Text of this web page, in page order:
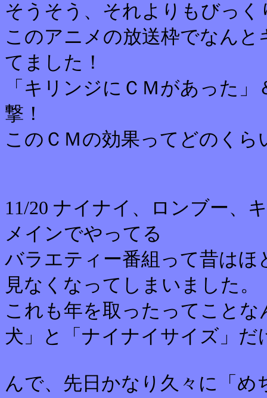
そうそう、それよりもびっ
このアニメの放送枠でなん
てました！
「キリンジにＣＭがあった
撃！
このＣＭの効果ってどのく
11/20 ナイナイ、ロンブー、
メインでやってる
バラエティー番組って昔は
見なくなってしまいました。
これも年を取ったってこと
犬」と「ナイナイサイズ」
んで、先日かなり久々に「